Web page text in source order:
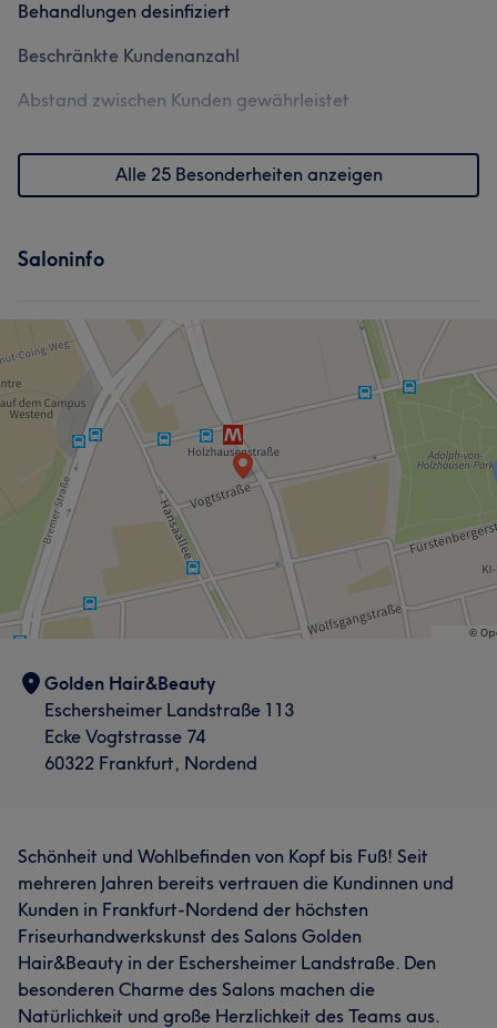
Professionell 5
Behandlungen desinfiziert
Beschränkte Kundenanzahl
Abstand zwischen Kunden gewährleistet
Alle 25 Besonderheiten anzeigen
Saloninfo
Golden Hair&Beauty
Eschersheimer Landstraße 113
Ecke Vogtstrasse 74
60322 Frankfurt, Nordend
Schönheit und Wohlbefinden von Kopf bis Fuß! Seit
mehreren Jahren bereits vertrauen die Kundinnen und
Kunden in Frankfurt-Nordend der höchsten
Friseurhandwerkskunst des Salons Golden
Hair&Beauty in der Eschersheimer Landstraße. Den
besonderen Charme des Salons machen die
Natürlichkeit und große Herzlichkeit des Teams aus.